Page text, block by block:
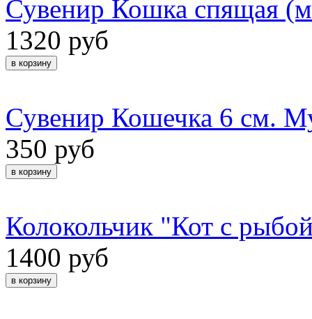
Сувенир Кошка спящая
1320 руб
Сувенир Кошечка 6 см.
350 руб
Колокольчик "Кот с
1400 руб